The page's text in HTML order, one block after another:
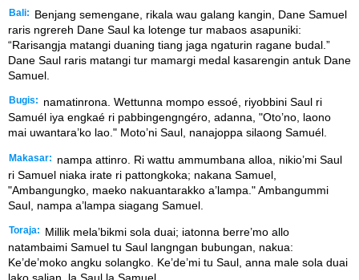
Bali:
Benjang semengane, rikala wau galang kangin, Dane Samuel
raris ngrereh Dane Saul ka lotenge tur mabaos asapuniki:
“Rarisangja matangi duaning tiang jaga ngaturin ragane budal.”
Dane Saul raris matangi tur mamargi medal kasarengin antuk Dane
Samuel.
Bugis:
namatinrona. Wettunna mompo essoé, riyobbini Saul ri
Samuél iya engkaé ri pabbingengngéro, adanna, "Oto’no, laono
mai uwantara’ko lao." Moto’ni Saul, nanajoppa silaong Samuél.
Makasar:
nampa attinro. Ri wattu ammumbana alloa, nikio’mi Saul
ri Samuel niaka irate ri pattongkoka; nakana Samuel,
"Ambangungko, maeko nakuantarakko a’lampa." Ambangummi
Saul, nampa a’lampa siagang Samuel.
Toraja:
Millik mela’bikmi sola duai; iatonna berre’mo allo
natambaimi Samuel tu Saul langngan bubungan, nakua:
Ke’de’moko angku solangko. Ke’de’mi tu Saul, anna male sola duai